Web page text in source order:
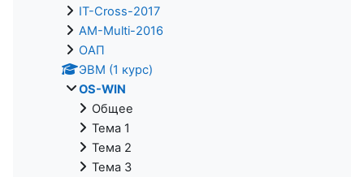
IT-Cross-2017
AM-Multi-2016
ОАП
ЭВМ (1 курс)
OS-WIN
Общее
Тема 1
Тема 2
Тема 3